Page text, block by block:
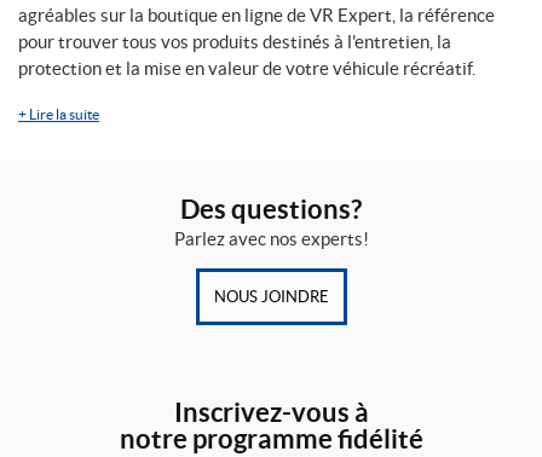
agréables sur la boutique en ligne de VR Expert, la référence
pour trouver tous vos produits destinés à l'entretien, la
protection et la mise en valeur de votre véhicule récréatif.
+ Lire la suite
Des questions?
Parlez avec nos experts!
NOUS JOINDRE
Inscrivez-vous à
notre programme fidélité